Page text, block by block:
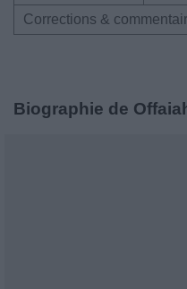
Corrections &
Biographie de